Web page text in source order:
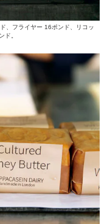
、フライヤー 16ポンド、リコッ
ド。